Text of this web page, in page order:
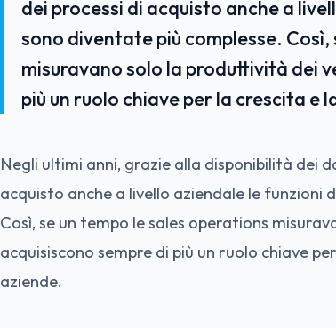
dei processi di acquisto anche a
sono diventate più complesse.
misuravano solo la produttività dei
più un ruolo chiave per la crescita
Negli ultimi anni, grazie alla disponibilità dei
acquisto anche a livello aziendale le funzioni
Così, se un tempo le sales operations
acquisiscono sempre di più un ruolo chiave
aziende.